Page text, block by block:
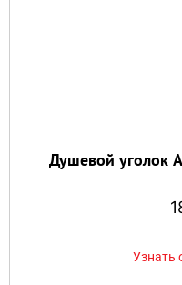
Душевой уголок
Узнать